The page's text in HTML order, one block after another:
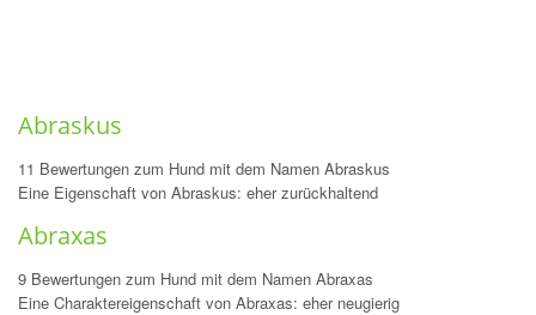
Abraskus
11 Bewertungen zum Hund mit dem Namen Abraskus
Eine Eigenschaft von Abraskus: eher zurückhaltend
Abraxas
9 Bewertungen zum Hund mit dem Namen Abraxas
Eine Charaktereigenschaft von Abraxas: eher neugierig